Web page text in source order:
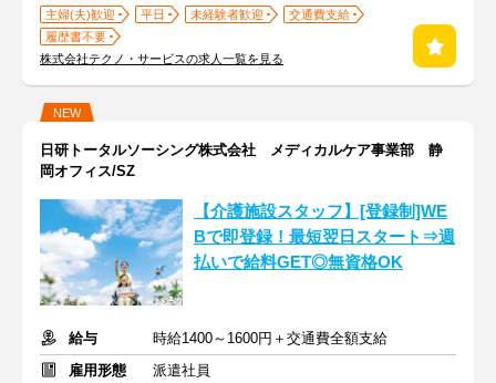
主婦(夫)歓迎 平日 未経験者歓迎
交通費支給
履歴書不要
株式会社テクノ・サービスの求人一覧を見る
NEW
日研トータルソーシング株式会社 メディカルケア事業部 静
岡オフィス/SZ
【介護施設スタッフ】[登録制]WE
Bで即登録！最短翌日スタート⇒週
払いで給料GET◎無資格OK
給与
時給1400～1600円＋交通費全額支給
雇用形態
派遣社員